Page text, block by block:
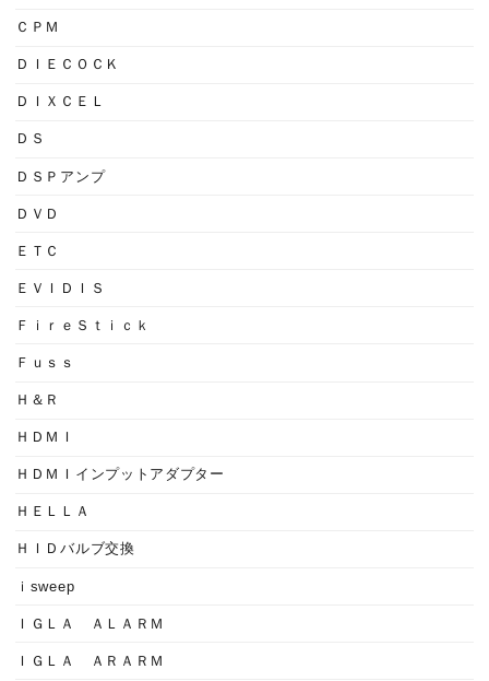
ＣＰＭ
ＤＩＥＣＯＣＫ
ＤＩＸＣＥＬ
ＤＳ
ＤＳＰアンプ
ＤＶＤ
ＥＴＣ
ＥＶＩＤＩＳ
ＦｉｒｅＳｔｉｃｋ
Ｆｕｓｓ
Ｈ＆Ｒ
ＨＤＭＩ
ＨＤＭＩインプットアダプター
ＨＥＬＬＡ
ＨＩＤバルブ交換
ｉsweep
ＩＧＬＡ ＡＬＡＲＭ
ＩＧＬＡ ＡＲＡＲＭ